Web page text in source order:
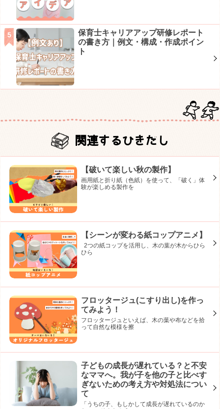
保育士キャリアアップ研修レポート
の書き方｜例文・構成・作成ポイン
ト
関連するひきだし
【破いて楽しい秋の製作】
画用紙と折り紙（色紙）を使って、「破く」体
験が楽しめる製作を
【シーンが変わる紙コップアニメ】
2つの紙コップを活用し、木の葉が木からひら
ひら
フロッタージュ(こすり出し)を作っ
てみよう！
フロッタージュといえば、木の葉や布などを拾
って自然な模様を擦
子どもの成長が遅れている？と不安
なママへ。我が子を他の子と比べす
ぎないための考え方や対処法につい
て
「うちの子、もしかして成長が遅れているのか